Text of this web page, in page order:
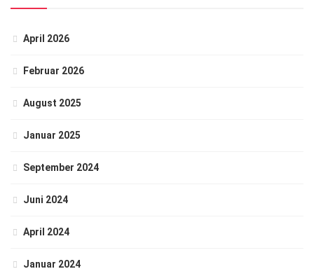
April 2026
Februar 2026
August 2025
Januar 2025
September 2024
Juni 2024
April 2024
Januar 2024